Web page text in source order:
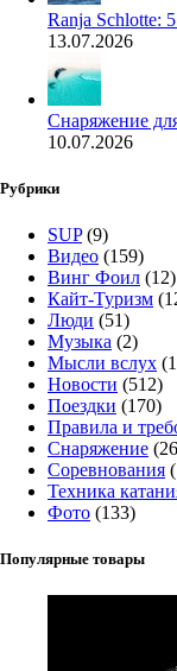
Ranja Schlotte:
13.07.2026
Снаряжение
10.07.2026
Рубрики
SUP(9)
Видео (159)
Винг Фоил (12)
Кайт-Туризм
Люди (51)
Музыка (2)
Мысли вслух
Новости (512)
Поездки (170)
Правила и
Снаряжение
Соревнования
Техника
Фото (133)
Популярные товары